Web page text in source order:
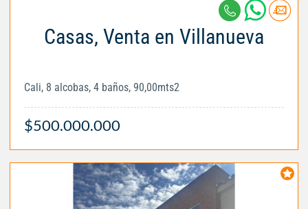
Casas, Venta en Villanueva
Cali, 8 alcobas, 4 baños, 90,00mts2
$500.000.000